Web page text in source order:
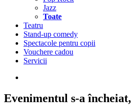
Jazz
Toate
Teatru
Stand-up comedy
Spectacole pentru copii
Vouchere cadou
Servicii
Evenimentul s-a încheiat,